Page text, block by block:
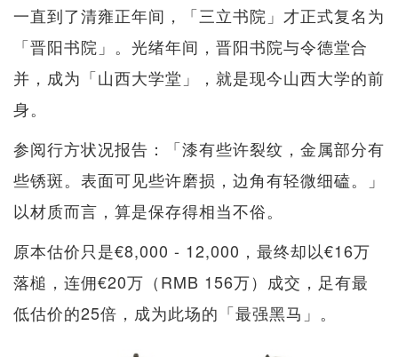
一直到了清雍正年间，「三立书院」才正式复名为
「晋阳书院」。光绪年间，晋阳书院与令德堂合
并，成为「山西大学堂」，就是现今山西大学的前
身。
参阅行方状况报告：「漆有些许裂纹，金属部分有
些锈斑。表面可见些许磨损，边角有轻微细磕。」
以材质而言，算是保存得相当不俗。
原本估价只是€8,000 - 12,000，最终却以€16万
落槌，连佣€20万（RMB 156万）成交，足有最
低估价的25倍，成为此场的「最强黑马」。